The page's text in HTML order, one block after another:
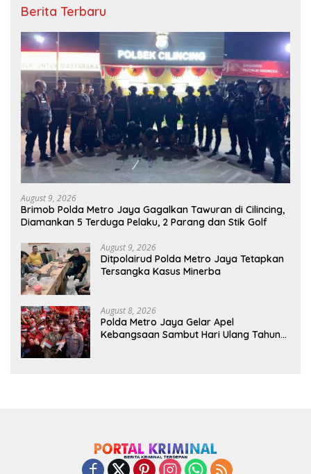
Berita Terbaru
August 9, 2026
Brimob Polda Metro Jaya Gagalkan Tawuran di Cilincing,
Diamankan 5 Terduga Pelaku, 2 Parang dan Stik Golf
August 9, 2026
Ditpolairud Polda Metro Jaya Tetapkan
Tersangka Kasus Minerba
August 8, 2026
Polda Metro Jaya Gelar Apel
Kebangsaan Sambut Hari Ulang Tahun